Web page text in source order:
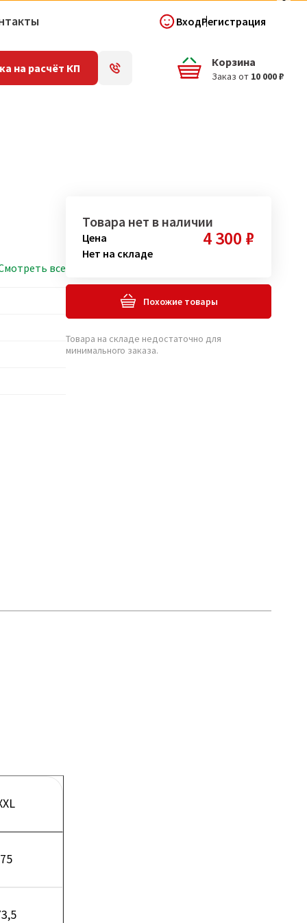
ВходРегистрация
Корзина
Заказ от 10 000 ₽
на расчёт КП
все
Товара нет в наличии
Цена 4 300 ₽
Нет на складе
Похожие товары
Товара на складе недостаточно для
минимального заказа.
75